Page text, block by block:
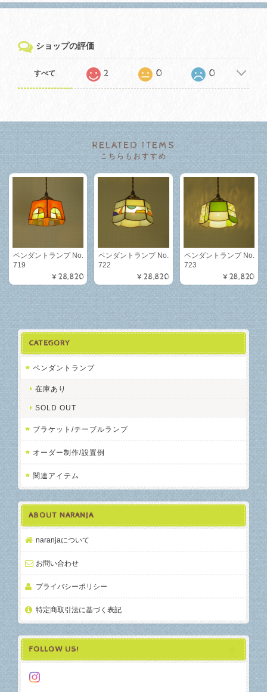
ショップの評価
すべて 2 0 0
RELATED ITEMS
こちらもおすすめ
ペンダントランプ No.
719
¥28,820
ペンダントランプ No.
722
¥28,820
ペンダントランプ No.
723
¥28,820
CATEGORY
ペンダントランプ
在庫あり
SOLD OUT
ブラケット/テーブルランプ
オーダー制作/設置例
関連アイテム
ABOUT NARANJA
naranjaについて
お問い合わせ
プライバシーポリシー
特定商取引法に基づく表記
FOLLOW US!